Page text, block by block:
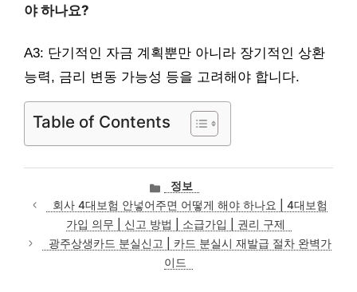
야 하나요?
A3: 단기적인 자금 계획뿐만 아니라 장기적인 상환
능력, 금리 변동 가능성 등을 고려해야 합니다.
Table of Contents
카
테
고
리
정보
회사 4대보험 안넣어주면 어떻게 해야 하나요 | 4대보험
가입 의무 | 신고 방법 | 소급가입 | 권리 구제
광주상생카드 분실신고 | 카드 분실시 재발급 절차 완벽가
이드